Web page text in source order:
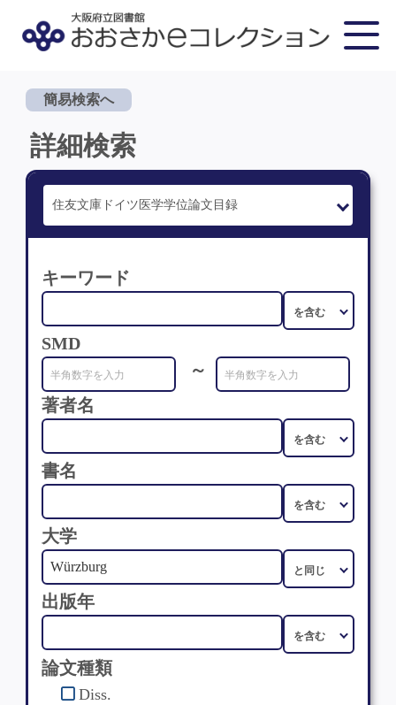
簡易検索へ
詳細検索
キーワード
SMD
～
著者名
書名
大学
出版年
論文種類
Diss.